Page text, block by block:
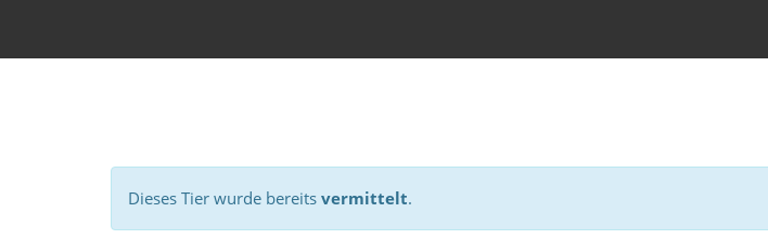
Dieses Tier wurde bereits vermittelt.